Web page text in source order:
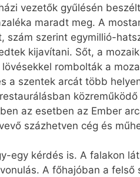
vezetők gyűlésén
maradt meg. A
szám szerint egymillió-
kijavítani. Sőt, a
rombolták a
a szentek arcát több
az esetben az ­Ember
százhetven cég és
egy kérdés is. A falakon
A főhajóban a felső